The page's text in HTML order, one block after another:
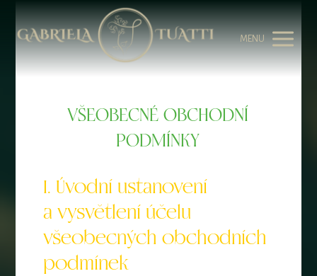
MENU
VŠEOBECNÉ OBCHODNÍ
PODMÍNKY
I. Úvodní ustanovení
a vysvětlení účelu
všeobecných obchodních
podmínek